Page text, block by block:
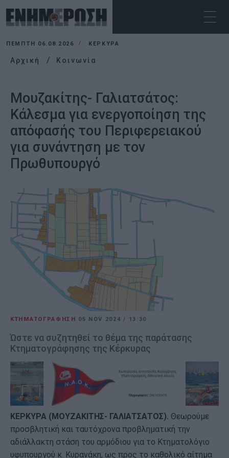
ΠΈΜΠΤΗ 06.08.2026 ΚΕΡΚΥΡΑ
Αρχική Κοινωνία
Μουζακίτης- Γαλιατσάτος:
Κάλεσμα για ενεργοποίηση της
απόφασής του Περιφερειακού
για συνάντηση με τον
Πρωθυπουργό
ΚΤΗΜΑΤΟΓΡΑΦΗΣΗ 05 NOV 2024/ 13:30
Ώστε να συζητηθεί το θέμα της παράτασης
Κτηματογράφησης της Κέρκυρας
ΚΕΡΚΥΡΑ (ΜΟΥΖΑΚΙΤΗΣ- ΓΑΛΙΑΤΣΑΤΟΣ). Θεωρούμε
προσβλητική και ταυτόχρονα προβληματική την
αδιάλλακτη στάση του αρμόδιου για το Κτηματολόγιο
υφυπουργού κ. Κυρανάκη, ως προς το καθολικό αίτημα